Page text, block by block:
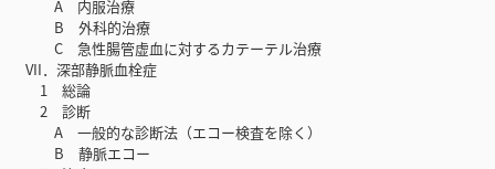
A 内服治療
B 外科的治療
C 急性腸管虚血に対するカテーテル治療
VII．深部静脈血栓症
1 総論
2 診断
A 一般的な診断法（エコー検査を除く）
B 静脈エコー